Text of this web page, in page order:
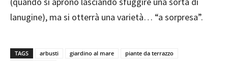
lanugine), ma si otterrà una varietà… “a sorpresa”.
TAGS arbusti giardino al mare
piante da terrazzo